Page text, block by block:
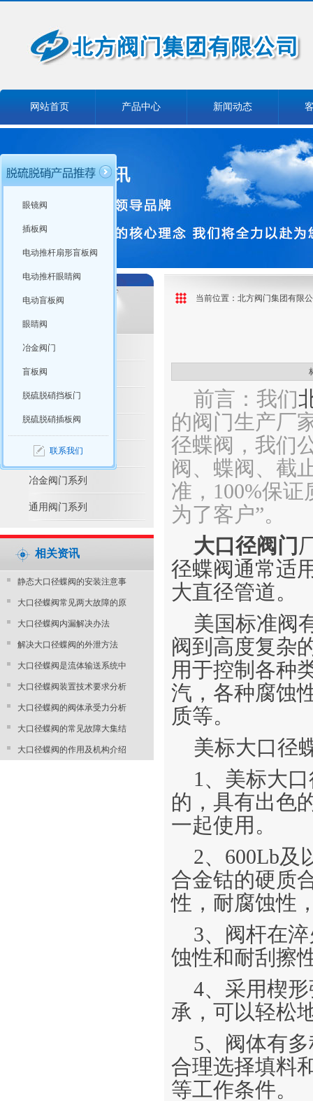
网站首页 产品中心 新闻动态
脱硫脱硝产品推荐
脱硫脱硝阀门系列
水利控制阀系列
电站阀门系列
冶金阀门系列
通用阀门系列
相关资讯
静态大口径蝶阀的安装注意事
大口径蝶阀常见两大故障的原
大口径蝶阀内漏解决办法
解决大口径蝶阀的外泄方法
大口径蝶阀是流体输送系统中
大口径蝶阀装置技术要求分析
大口径蝶阀的阀体承受力分析
大口径蝶阀的常见故障大集结
大口径蝶阀的作用及机构介绍
当前位置： 北方阀门集团有限
前言：我们
的阀门生产厂
径蝶阀，我们
阀、蝶阀、截
准，100%保
为了客户”。
大口径阀门
径蝶阀通常适
大直径管道。
美国标准阀
阀到高度复杂
用于控制各种
汽，各种腐蚀
质等。
美标大口径
1、美标大
的，具有出色
一起使用。
2、600Lb及
合金钴的硬质
性，耐腐蚀性
3、阀杆在
蚀性和耐刮擦
4、采用楔
承，可以轻松
5、阀体有
合理选择填料
等工作条件。
眼镜阀
插板阀
电动推杆扇形盲板阀
电动推杆眼睛阀
电动盲板阀
眼睛阀
冶金阀门
盲板阀
脱硫脱硝挡板门
脱硫脱硝插板阀
联系我们